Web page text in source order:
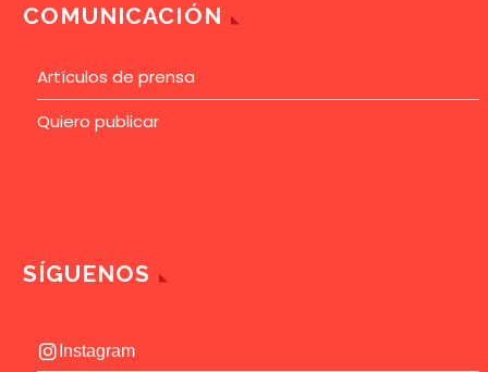
COMUNICACIÓN
Artículos de prensa
Quiero publicar
SÍGUENOS
Instagram